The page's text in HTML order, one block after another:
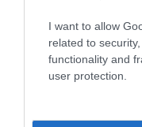
I want to allow
related to
functionality and
user protection.